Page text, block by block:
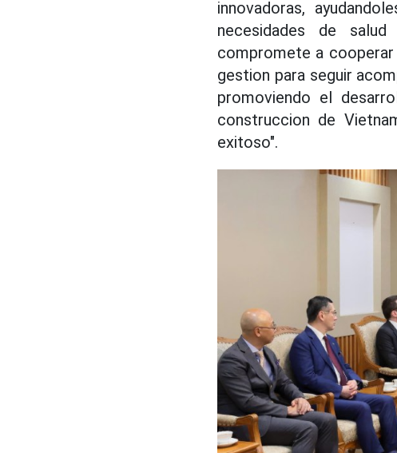
innovadoras,
necesidades de
compromete a
gestion para seguir
promoviendo el
construccion de
exitoso".